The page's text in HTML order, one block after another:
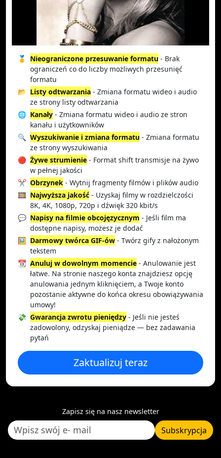
🥇 Nieograniczone przesuwanie formatu - Brak
ograniczeń co do liczby możliwych przesunięć
formatu
📂 Listy odtwarzania - Zmiana formatu wideo i audio
ze strony listy odtwarzania
🌐 Kanały - Zmiana formatu wideo i audio ze stron
kanału i użytkowników
🔍 Wyszukiwanie i zmiana formatu - Zmiana formatu
ze strony wyszukiwania
🔴 Żywe strumienie - Format shift transmisje na żywo
w pełnej jakości
✂️ Obrzynek - Wytnij fragmenty filmów i plików audio
🎞️ Najwyższa jakość - Uzyskaj filmy w rozdzielczości
8K, 4K, 1080p, 720p i dźwięk 320 kbit/s
💬 Napisy na filmie obcojęzycznym - Jeśli film ma
dostępne napisy, możesz je dodać
🖼️ Darmowy twórca GIF-ów - Twórz gify z nałożonym
tekstem
📆 Anuluj w dowolnym momencie - Anulowanie jest
łatwe. Na stronie naszego konta znajdziesz opcję
anulowania jednym kliknięciem, a Twoje konto
pozostanie aktywne do końca okresu obowiązywania
umowy!
💸 Gwarancja zwrotu pieniędzy - Jeśli nie jesteś
zadowolony, odzyskaj pieniądze — bez zadawania
pytań
Zaktualizuj teraz
Zapisz się na nasz newsletter
Subskrypcja